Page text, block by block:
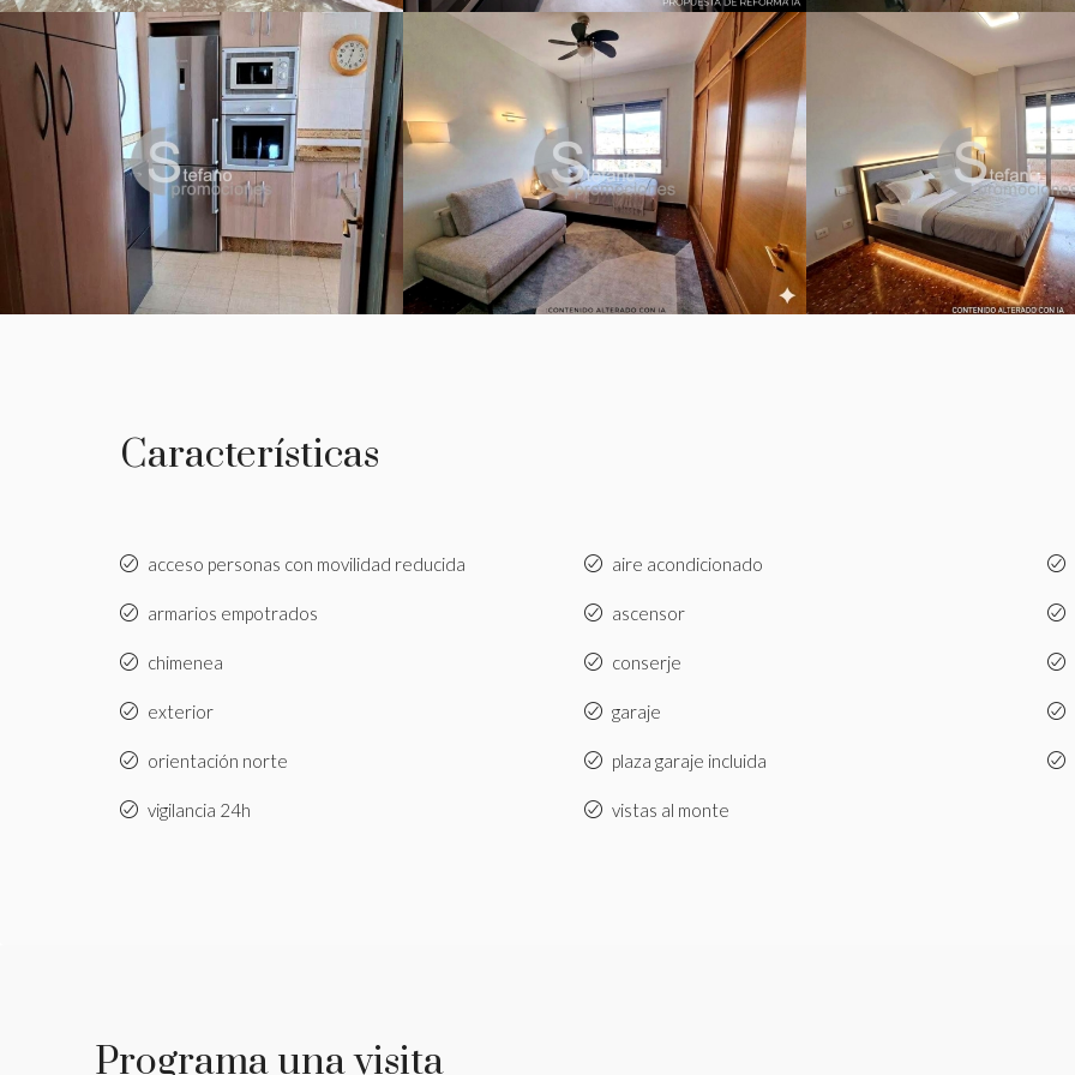
Características
acceso personas con movilidad reducida aire acondicionado
armarios empotrados ascensor
chimenea conserje
exterior garaje
orientación norte plaza garaje incluida
vigilancia 24h vistas al monte
Programa una visita